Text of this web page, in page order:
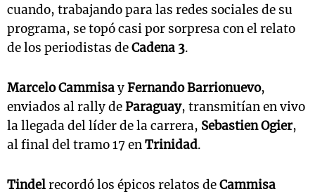
cuando, trabajando para las redes sociales de su
programa, se topó casi por sorpresa con el relato
de los periodistas deCadena 3.
Marcelo CammisayFernando Barrionuevo,
enviados al rally deParaguay, transmitían en vivo
la llegada del líder de la carrera, Sebastien Ogier,
al final del tramo 17 enTrinidad.
Tindelrecordó los épicos relatos deCammisa